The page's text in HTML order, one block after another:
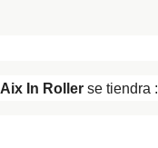
Aix In Roller se tiendra :